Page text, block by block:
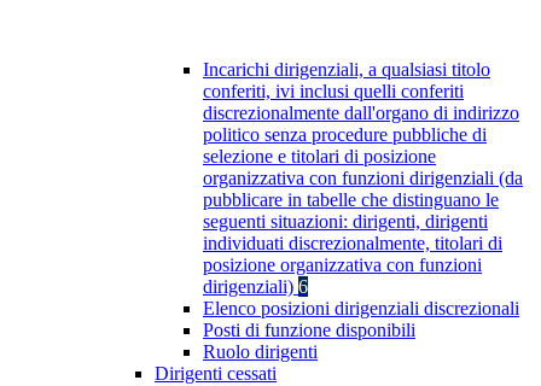
Incarichi dirigenziali, a qualsiasi titolo
conferiti, ivi inclusi quelli conferiti
discrezionalmente dall'organo di indirizzo
politico senza procedure pubbliche di
selezione e titolari di posizione
organizzativa con funzioni dirigenziali (da
pubblicare in tabelle che distinguano le
seguenti situazioni: dirigenti, dirigenti
individuati discrezionalmente, titolari di
posizione organizzativa con funzioni
dirigenziali) 6
Elenco posizioni dirigenziali discrezionali
Posti di funzione disponibili
Ruolo dirigenti
Dirigenti cessati